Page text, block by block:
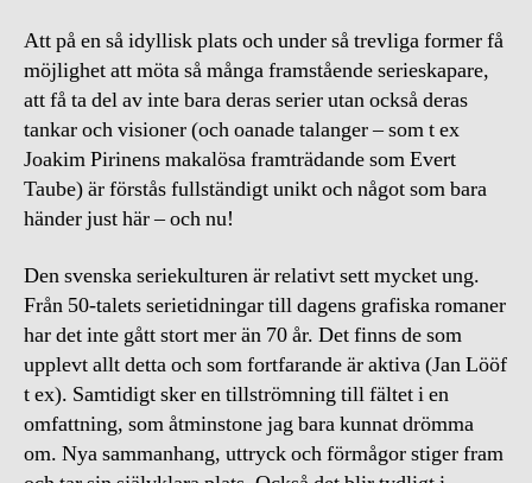
Att på en så idyllisk plats och under så trevliga former få
möjlighet att möta så många framstående serieskapare,
att få ta del av inte bara deras serier utan också deras
tankar och visioner (och oanade talanger – som t ex
Joakim Pirinens makalösa framträdande som Evert
Taube) är förstås fullständigt unikt och något som bara
händer just här – och nu!
Den svenska seriekulturen är relativt sett mycket ung.
Från 50-talets serietidningar till dagens grafiska romaner
har det inte gått stort mer än 70 år. Det finns de som
upplevt allt detta och som fortfarande är aktiva (Jan Lööf
t ex). Samtidigt sker en tillströmning till fältet i en
omfattning, som åtminstone jag bara kunnat drömma
om. Nya sammanhang, uttryck och förmågor stiger fram